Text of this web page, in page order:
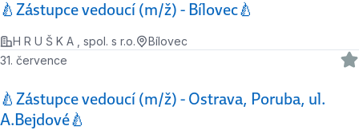
🍐Zástupce vedoucí (m/ž) - Bílovec🍐
H R U Š K A , spol. s r.o. Bílovec
🍐Zástupce vedoucí (m/ž) - Ostrava, Poruba, ul.
A.Bejdové🍐
31. července